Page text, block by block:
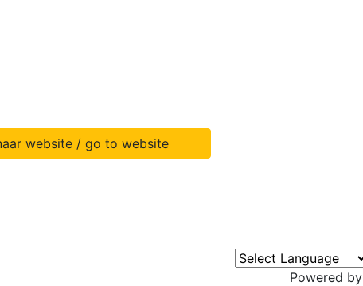
website / go to website
Powered by